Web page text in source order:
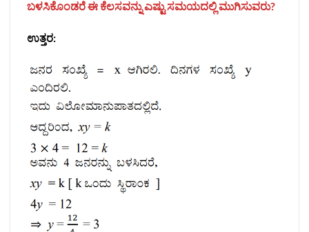
ಬಳಸಿಕೊಂಡರೆ ಈ ಕೆಲಸವನ್ನು ಎಷ್ಟು ಸಮಯದಲ್ಲಿ ಮುಗಿಸುವರು?
ಉತ್ತರ: